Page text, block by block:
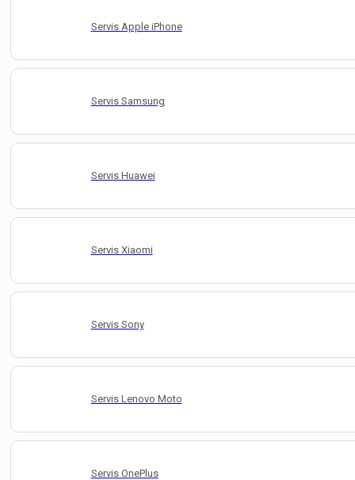
Servis Apple iPhone
Servis Samsung
Servis Huawei
Servis Xiaomi
Servis Sony
Servis Lenovo Moto
Servis OnePlus